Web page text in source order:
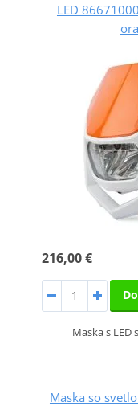
LED
216,00 €
Maska s
Maska so